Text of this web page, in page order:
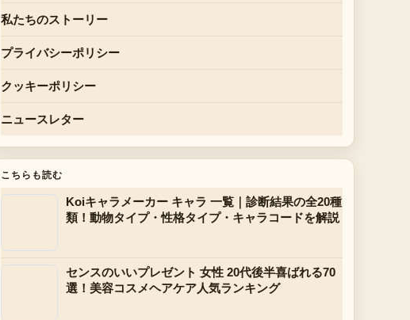
私たちのストーリー
プライバシーポリシー
クッキーポリシー
ニュースレター
こちらも読む
Koiキャラメーカー キャラ 一覧｜診断結果の全20種
類！動物タイプ・性格タイプ・キャラコードを解説
センスのいいプレゼント 女性 20代後半喜ばれる70
選！美容コスメヘアケア人気ランキング